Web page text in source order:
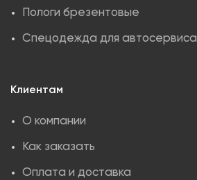
Пологи брезентовые
Спецодежда для автосервиса
Клиентам
О компании
Как заказать
Оплата и доставка